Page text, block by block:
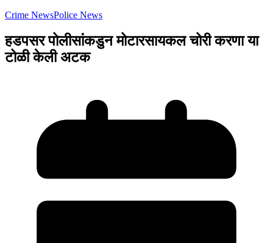
Crime NewsPolice News
हडपसर पोलीसांकडुन मोटारसायकल चोरी करणा या
टोळी केली अटक